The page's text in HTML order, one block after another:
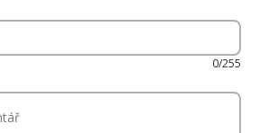
0/255